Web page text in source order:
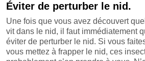
Éviter de perturber le nid.
Une fois que vous avez découvert
vit dans le nid, il faut immédiatement
éviter de perturber le nid. Si vous
vous mettez à frapper le nid, ces